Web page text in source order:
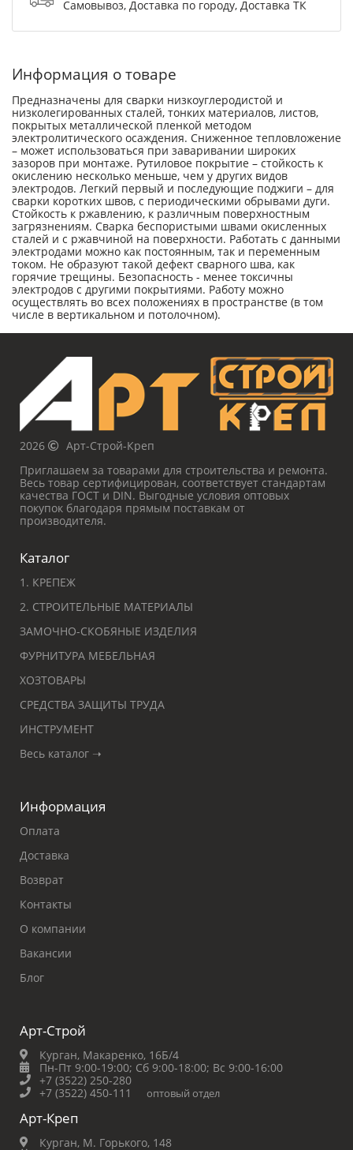
Самовывоз, Доставка по городу, Доставка ТК
Информация о товаре
Предназначены для сварки низкоуглеродистой и
низколегированных сталей, тонких материалов, листов,
покрытых металлической пленкой методом
электролитического осаждения. Сниженное тепловложение
– может использоваться при заваривании широких
зазоров при монтаже. Рутиловое покрытие – стойкость к
окислению несколько меньше, чем у других видов
электродов. Легкий первый и последующие поджиги – для
сварки коротких швов, с периодическими обрывами дуги.
Стойкость к ржавлению, к различным поверхностным
загрязнениям. Сварка беспористыми швами окисленных
сталей и с ржавчиной на поверхности. Работать с данными
электродами можно как постоянным, так и переменным
током. Не образуют такой дефект сварного шва, как
горячие трещины. Безопасность - менее токсичны
электродов с другими покрытиями. Работу можно
осуществлять во всех положениях в пространстве (в том
числе в вертикальном и потолочном).
2026
Арт-Строй-Креп
Приглашаем за товарами для строительства и ремонта.
Весь товар сертифицирован, соответствует стандартам
качества ГОСТ и DIN. Выгодные условия оптовых
покупок благодаря прямым поставкам от
производителя.
Каталог
1. КРЕПЕЖ
2. СТРОИТЕЛЬНЫЕ МАТЕРИАЛЫ
ЗАМОЧНО-СКОБЯНЫЕ ИЗДЕЛИЯ
ФУРНИТУРА МЕБЕЛЬНАЯ
ХОЗТОВАРЫ
СРЕДСТВА ЗАЩИТЫ ТРУДА
ИНСТРУМЕНТ
Весь каталог ➝
Информация
Оплата
Доставка
Возврат
Контакты
О компании
Вакансии
Блог
Арт-Строй
Курган, Макаренко, 16Б/4
Пн-Пт 9:00-19:00; Сб 9:00-18:00; Вс 9:00-16:00
+7 (3522) 250-280
+7 (3522) 450-111
оптовый отдел
Арт-Креп
Курган, М. Горького, 148